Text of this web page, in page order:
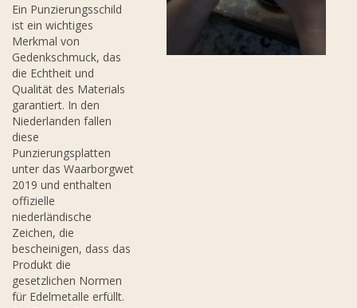
Ein Punzierungsschild
ist ein wichtiges
Merkmal von
Gedenkschmuck, das
die Echtheit und
Qualität des Materials
garantiert. In den
Niederlanden fallen
diese
Punzierungsplatten
unter das Waarborgwet
2019 und enthalten
offizielle
niederländische
Zeichen, die
bescheinigen, dass das
Produkt die
gesetzlichen Normen
für Edelmetalle erfüllt.